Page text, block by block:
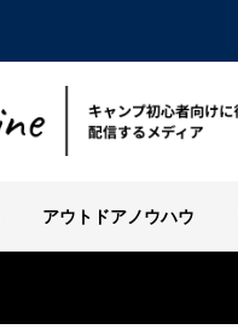
アウトドアノウハウ